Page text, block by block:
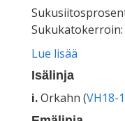
Sukukatokerroin:
Lue lisää
Isälinja
i.Orkahn (VH18-